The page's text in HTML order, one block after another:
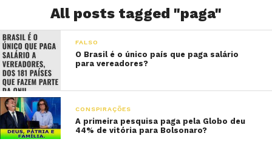
All posts tagged "paga"
FALSO
O Brasil é o único país que paga salário
para vereadores?
CONSPIRAÇÕES
A primeira pesquisa paga pela Globo deu
44% de vitória para Bolsonaro?